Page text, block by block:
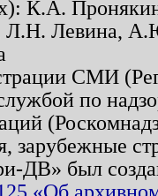
К.А.
Левина,
СМИ
по
зарубежные
ДВ» был
«Об